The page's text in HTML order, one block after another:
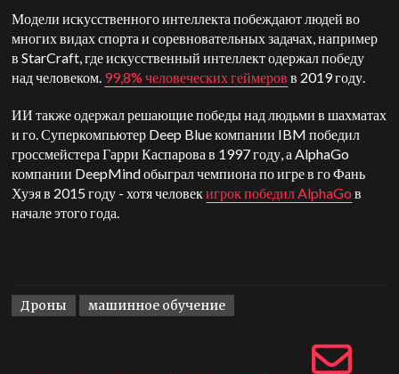
Модели искусственного интеллекта побеждают людей во
многих видах спорта и соревновательных задачах, например
в StarCraft, где искусственный интеллект одержал победу
над человеком. 99,8% человеческих геймеров в 2019 году.
ИИ также одержал решающие победы над людьми в шахматах
и го. Суперкомпьютер Deep Blue компании IBM победил
гроссмейстера Гарри Каспарова в 1997 году, а AlphaGo
компании DeepMind обыграл чемпиона по игре в го Фань
Хуэя в 2015 году - хотя человекигрок победил AlphaGo в
начале этого года.
Дроны машинное обучение